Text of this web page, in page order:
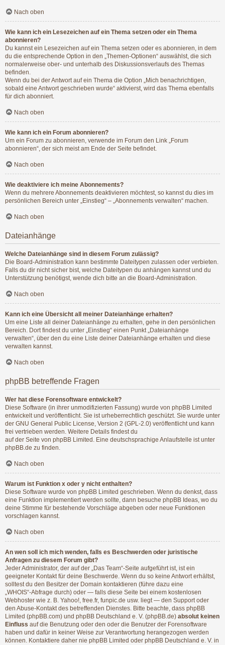
Nach oben
Wie kann ich ein Lesezeichen auf ein Thema setzen oder ein Thema
abonnieren?
Du kannst ein Lesezeichen auf ein Thema setzen oder es abonnieren, in dem
du die entsprechende Option in den „Themen-Optionen“ auswählst, die sich
normalerweise ober- und unterhalb des Diskussionsverlaufs des Themas
befinden.
Wenn du bei der Antwort auf ein Thema die Option „Mich benachrichtigen,
sobald eine Antwort geschrieben wurde“ aktivierst, wird das Thema ebenfalls
für dich abonniert.
Nach oben
Wie kann ich ein Forum abonnieren?
Um ein Forum zu abonnieren, verwende im Forum den Link „Forum
abonnieren“, der sich meist am Ende der Seite befindet.
Nach oben
Wie deaktiviere ich meine Abonnements?
Wenn du mehrere Abonnements deaktivieren möchtest, so kannst du dies im
persönlichen Bereich unter „Einstieg“ – „Abonnements verwalten“ machen.
Nach oben
Dateianhänge
Welche Dateianhänge sind in diesem Forum zulässig?
Die Board-Administration kann bestimmte Dateitypen zulassen oder verbieten.
Falls du dir nicht sicher bist, welche Dateitypen du anhängen kannst und du
Unterstützung benötigst, wende dich bitte an die Board-Administration.
Nach oben
Kann ich eine Übersicht all meiner Dateianhänge erhalten?
Um eine Liste all deiner Dateianhänge zu erhalten, gehe in den persönlichen
Bereich. Dort findest du unter „Einstieg“ einen Punkt „Dateianhänge
verwalten“, über den du eine Liste deiner Dateianhänge erhalten und diese
verwalten kannst.
Nach oben
phpBB betreffende Fragen
Wer hat diese Forensoftware entwickelt?
Diese Software (in ihrer unmodifizierten Fassung) wurde von phpBB Limited
entwickelt und veröffentlicht. Sie ist urheberrechtlich geschützt. Sie wurde unter
der GNU General Public License, Version 2 (GPL-2.0) veröffentlicht und kann
frei vertrieben werden. Weitere Details findest du
auf der Seite von phpBB Limited . Eine deutschsprachige Anlaufstelle ist unter
phpBB.de zu finden.
Nach oben
Warum ist Funktion x oder y nicht enthalten?
Diese Software wurde von phpBB Limited geschrieben. Wenn du denkst, dass
eine Funktion implementiert werden sollte, dann besuche phpBB Ideas , wo du
deine Stimme für bestehende Vorschläge abgeben oder neue Funktionen
vorschlagen kannst.
Nach oben
An wen soll ich mich wenden, falls es Beschwerden oder juristische
Anfragen zu diesem Forum gibt?
Jeder Administrator, der auf der „Das Team“-Seite aufgeführt ist, ist ein
geeigneter Kontakt für deine Beschwerde. Wenn du so keine Antwort erhältst,
solltest du den Besitzer der Domain kontaktieren (führe dazu eine
„WHOIS“-Abfrage durch) oder — falls diese Seite bei einem kostenlosen
Webhoster wie z. B. Yahoo!, free.fr, funpic.de usw. liegt — den Support oder
den Abuse-Kontakt des betreffenden Dienstes. Bitte beachte, dass phpBB
Limited (phpBB.com) und phpBB Deutschland e. V. (phpBB.de) absolut keinen
Einfluss auf die Benutzung oder den oder die Benutzer der Forensoftware
haben und dafür in keiner Weise zur Verantwortung herangezogen werden
können. Kontaktiere daher nie phpBB Limited oder phpBB Deutschland e. V. in